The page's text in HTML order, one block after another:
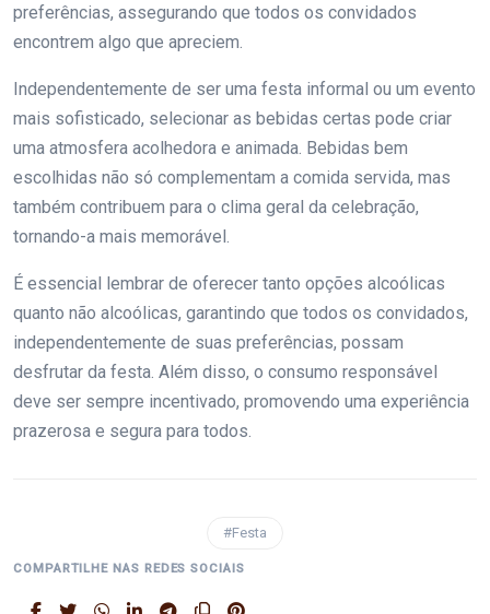
preferências, assegurando que todos os convidados
encontrem algo que apreciem.
Independentemente de ser uma festa informal ou um evento
mais sofisticado, selecionar as bebidas certas pode criar
uma atmosfera acolhedora e animada. Bebidas bem
escolhidas não só complementam a comida servida, mas
também contribuem para o clima geral da celebração,
tornando-a mais memorável.
É essencial lembrar de oferecer tanto opções alcoólicas
quanto não alcoólicas, garantindo que todos os convidados,
independentemente de suas preferências, possam
desfrutar da festa. Além disso, o consumo responsável
deve ser sempre incentivado, promovendo uma experiência
prazerosa e segura para todos.
#Festa
COMPARTILHE NAS REDES SOCIAIS